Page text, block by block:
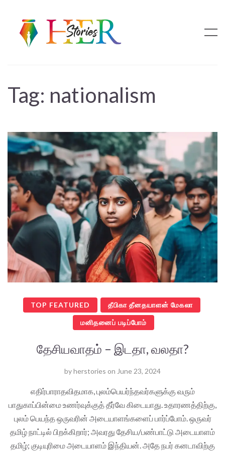
Tag: nationalism
TOP FEATURED தீபிகா தீனதயாளன் மேகலா
மனிதனைப் படிப்போம்
தேசியவாதம் – இடதா, வலதா?
byherstories on June 23, 2024
எதிர்பாராதவிதமாக, புலம்பெயர்ந்தவர்களுக்கு வரும்
பாதுகாப்பின்மை உணர்வுக்குத் தீர்வே கிடையாது. உதாரணத்திற்கு,
புலம் பெயந்த ஒருவரின் அடையாளங்களைப் பார்ப்போம். ஒருவர்
தமிழ் நாட்டில் பிறக்கிறார்; அவரது தேசிய/பண்பாட்டு அடையாளம்
தமிழ்; குடியுரிமை அடையாளம் இந்தியன். அதே நபர் கனடாவிற்கு